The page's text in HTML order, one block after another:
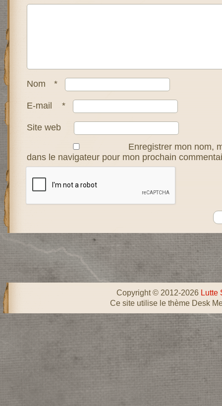
Nom *
E-mail *
Site web
Enregistrer mon nom,
dans le navigateur pour mon prochain
Copyright © 2012-2026 Lutte
Ce site utilise le thème Desk